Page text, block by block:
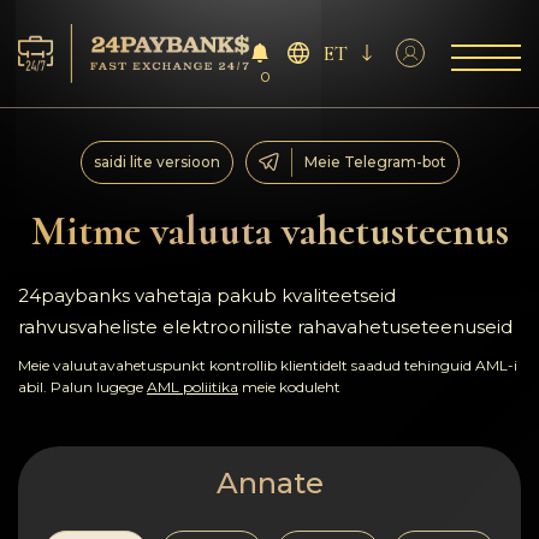
Teenus
Reservid
Partneritele
Tagasiside
0
ET
Mitme valuuta vahetusteenus
saidi lite versioon Meie Telegram-bot
24paybanks vahetaja pakub kvaliteetseid
rahvusvaheliste elektrooniliste rahavahetuseteenuseid
Meie valuutavahetuspunkt kontrollib klientidelt saadud tehinguid AML-i
abil. Palun lugege AML poliitika meie koduleht
Annate